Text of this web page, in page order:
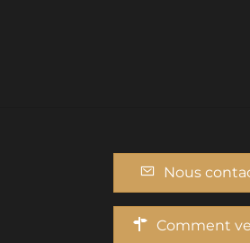
Nous
Comment